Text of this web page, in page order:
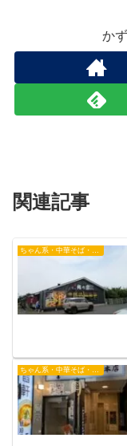
か
関連記事
ちゃん系・中華そば・つけ麺